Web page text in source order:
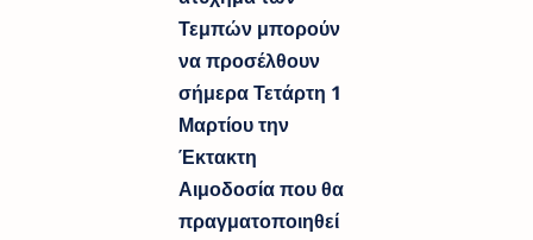
Τεμπών μπορούν
να προσέλθουν
σήμερα Τετάρτη 1
Μαρτίου την
Έκτακτη
Αιμοδοσία που θα
πραγματοποιηθεί